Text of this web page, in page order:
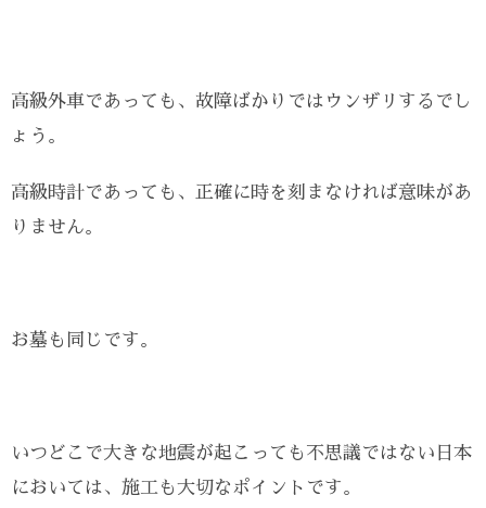
高級外車であっても、故障ばかりではウンザリするでし
ょう。
高級時計であっても、正確に時を刻まなければ意味があ
りません。
お墓も同じです。
いつどこで大きな地震が起こっても不思議ではない日本
においては、施工も大切なポイントです。